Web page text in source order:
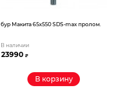
бур Макита 65х550 SDS-max пролом.
В наличии
23990₽
В корзину